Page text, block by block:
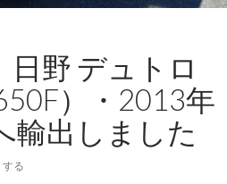
日野 デュトロ
）・2013年
輸出しました
する